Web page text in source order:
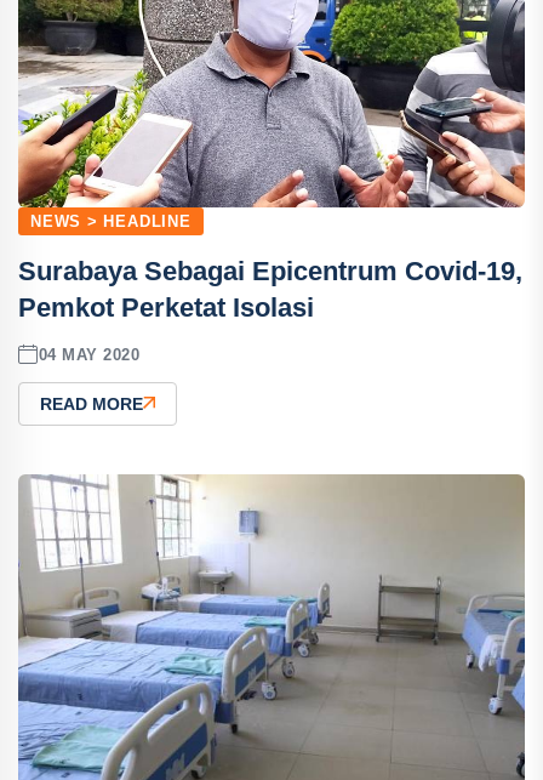
NEWS > HEADLINE
Surabaya Sebagai Epicentrum Covid-19,
Pemkot Perketat Isolasi
04 MAY 2020
READ MORE